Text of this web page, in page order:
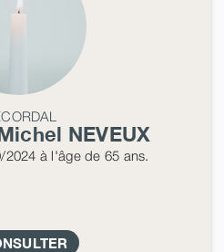
NEVEUX
2024 à l'âge de 65 ans.